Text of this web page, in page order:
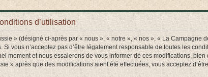
d’utilisation
» (désigné ci-après par « nous », « notre », « nos », « La
vous n’acceptez pas d’être légalement responsable de toutes les
moment et nous essaierons de vous informer de ces modifications,
» après que des modifications aient été effectuées, vous acceptez